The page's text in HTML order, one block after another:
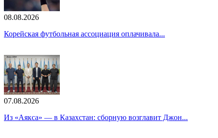
08.08.2026
Корейская футбольная ассоциация оплачивала...
07.08.2026
Из «Аякса» — в Казахстан: сборную возглавит Джон...